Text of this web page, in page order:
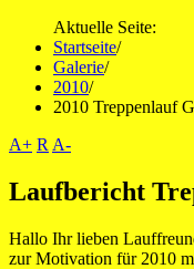
Aktuelle Seite:
Startseite/
Galerie/
2010/
2010 Treppenlauf
A+ R A-
Laufbericht
Hallo Ihr lieben
zur Motivation für 2010